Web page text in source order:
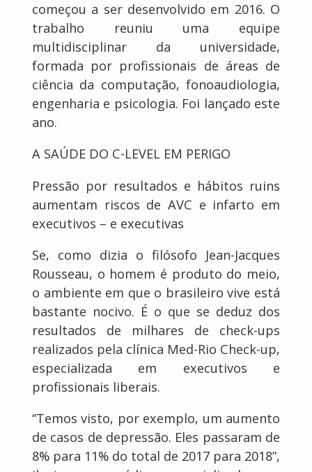
começou a ser desenvolvido em 2016. O
trabalho reuniu uma equipe
multidisciplinar da universidade,
formada por profissionais de áreas de
ciência da computação, fonoaudiologia,
engenharia e psicologia. Foi lançado este
ano.
A SAÚDE DO C-LEVEL EM PERIGO
Pressão por resultados e hábitos ruins
aumentam riscos de AVC e infarto em
executivos – e executivas
Se, como dizia o filósofo Jean-Jacques
Rousseau, o homem é produto do meio,
o ambiente em que o brasileiro vive está
bastante nocivo. É o que se deduz dos
resultados de milhares de check-ups
realizados pela clínica Med-Rio Check-up,
especializada em executivos e
profissionais liberais.
“Temos visto, por exemplo, um aumento
de casos de depressão. Eles passaram de
8% para 11% do total de 2017 para 2018”,